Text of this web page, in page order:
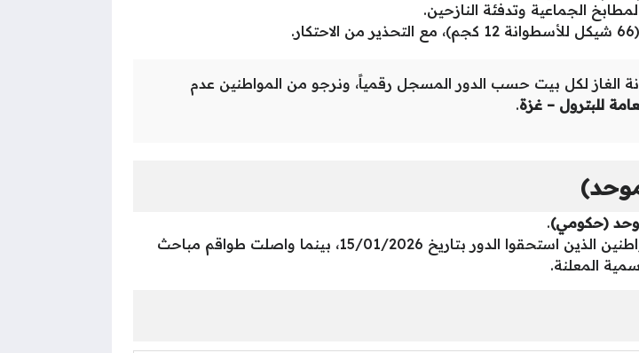
الجماعية وتدفئة النازحين.
لكل بيت حسب الدور المسجل رقمياً، ونرجو من المواطنين عدم
للبترول – غزة.
(حكومي).
تميز الأداء التقني اليوم بالقوة في إرسال رسائل “كود الاستلام” للمواطنين الذين استحقوا الدور بتاريخ 15/01/2026، بينما واصلت طواقم مباحث
المعلنة.